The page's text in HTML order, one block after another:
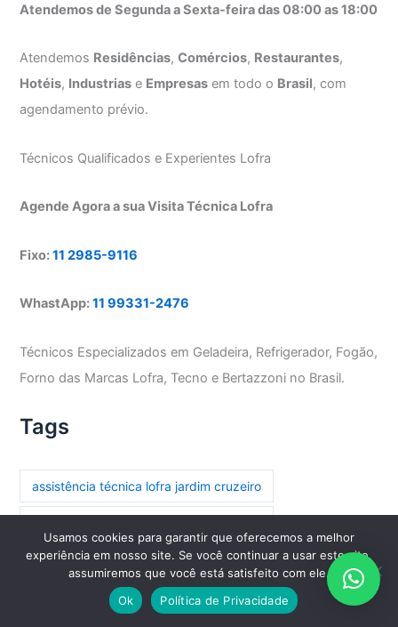
Atendemos de Segunda a Sexta-feira das 08:00 as 18:00
Atendemos Residências,Comércios, Restaurantes,
Hotéis, Industrias e Empresas em todo o Brasil, com
agendamento prévio.
Técnicos Qualificados e Experientes Lofra
Agende Agora a sua Visita Técnica Lofra
Fixo:11 2985-9116
WhastApp:11 99331-2476
Técnicos Especializados em Geladeira, Refrigerador, Fogão,
Forno das Marcas Lofra, Tecno e Bertazzoni no Brasil.
Tags
assistência técnica lofra jardim cruzeiro
assistência técnica lofra paraíso
assistência técnica lofra paraíso do morumbi
Usamos cookies para garantir que oferecemos a melhor
experiência em nosso site. Se você continuar a usar este site,
assumiremos que você está satisfeito com ele.
Ok
Política de Privacidade